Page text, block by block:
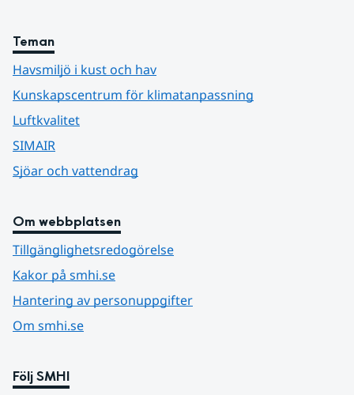
Teman
Havsmiljö i kust och hav
Kunskapscentrum för klimatanpassning
Luftkvalitet
SIMAIR
Sjöar och vattendrag
Om webbplatsen
Tillgänglighetsredogörelse
Kakor på smhi.se
Hantering av personuppgifter
Om smhi.se
Följ SMHI